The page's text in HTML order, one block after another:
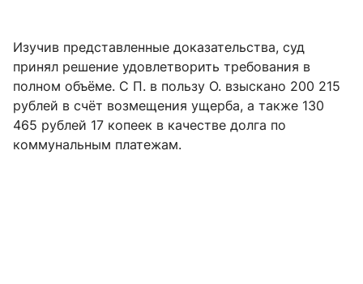
Изучив представленные доказательства, суд
принял решение удовлетворить требования в
полном объёме. С П. в пользу О. взыскано 200 215
рублей в счёт возмещения ущерба, а также 130
465 рублей 17 копеек в качестве долга по
коммунальным платежам.